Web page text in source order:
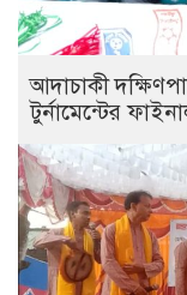
আদাচাকী
টুর্নামেন্টের